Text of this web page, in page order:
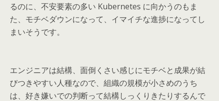
るのに、不安要素の多い Kubernetes に向かうのもま
た、モチベダウンになって、イマイチな進捗になってし
まいそうです。
エンジニアは結構、面倒くさい感じにモチベと成果が結
びつきやすい人種なので、組織の規模が小さめのうち
は、好き嫌いでの判断って結構しっくりきたりするんで